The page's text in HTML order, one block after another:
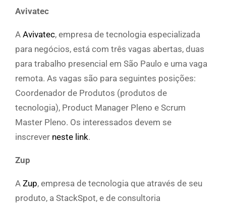
Avivatec
A Avivatec, empresa de tecnologia especializada
para negócios, está com três vagas abertas, duas
para trabalho presencial em São Paulo e uma vaga
remota. As vagas são para seguintes posições:
Coordenador de Produtos (produtos de
tecnologia), Product Manager Pleno e Scrum
Master Pleno. Os interessados devem se
inscrever neste link.
Zup
A Zup, empresa de tecnologia que através de seu
produto, a StackSpot, e de consultoria